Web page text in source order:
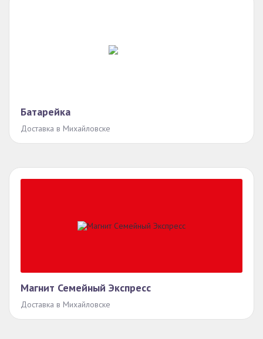
Батарейка
Доставка в Михайловске
Магнит Семейный Экспресс
Доставка в Михайловске